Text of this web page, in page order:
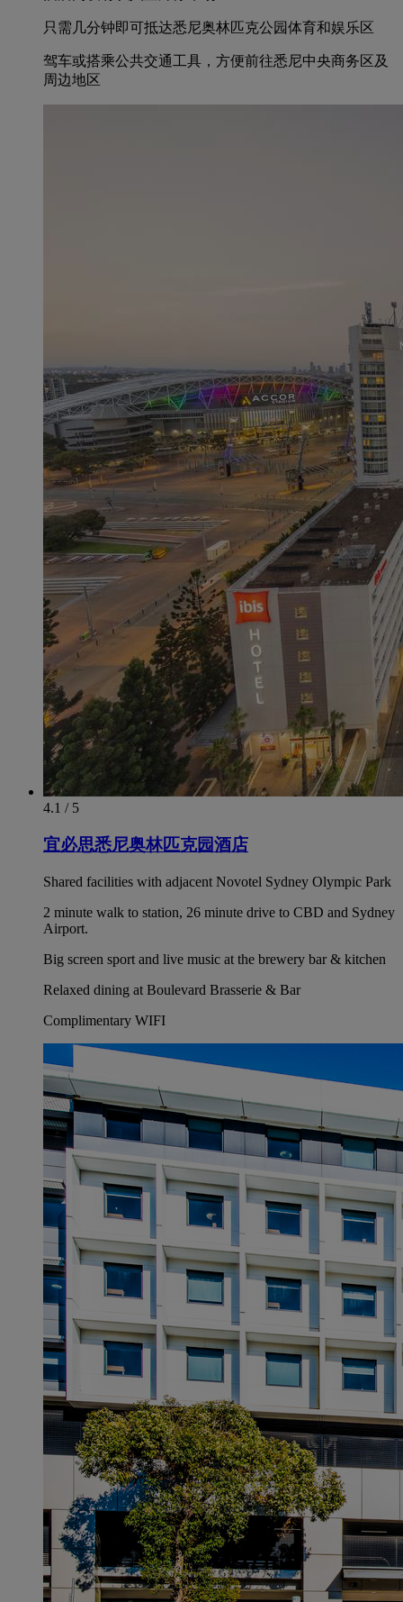
只需几分钟即可抵达悉尼奥林匹克公园体育和娱乐区
驾车或搭乘公共交通工具，方便前往悉尼中央商务区及
周边地区
4.1 / 5
宜必思悉尼奥林匹克园酒店
Shared facilities with adjacent Novotel Sydney Olympic Park
2 minute walk to station, 26 minute drive to CBD and Sydney
Airport.
Big screen sport and live music at the brewery bar & kitchen
Relaxed dining at Boulevard Brasserie & Bar
Complimentary WIFI